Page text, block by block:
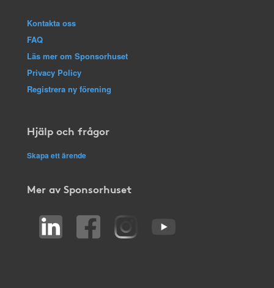
Kontakta oss
FAQ
Läs mer om Sponsorhuset
Privacy Policy
Registrera ny förening
Hjälp och frågor
Skapa ett ärende
Mer av Sponsorhuset